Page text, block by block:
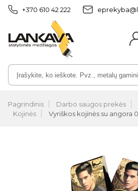
+370 610 42 222
Pagrindinis Darbo saugos prekės
Kojinės
Vyriškos kojinės su angora